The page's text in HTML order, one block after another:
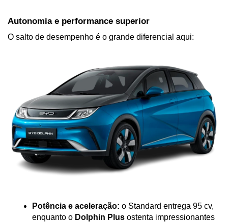
Autonomia e performance superior
O salto de desempenho é o grande diferencial aqui:
Potência e aceleração: o Standard entrega 95 cv,
enquanto o Dolphin Plus